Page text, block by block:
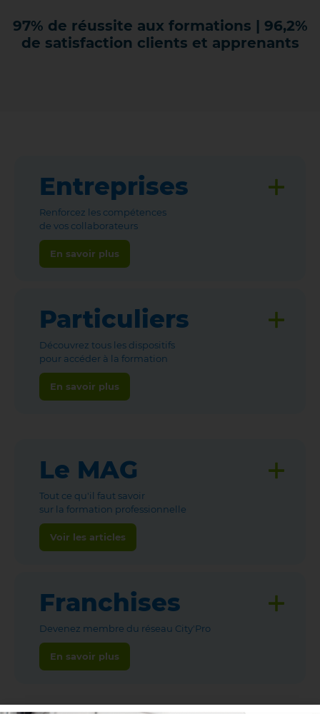
97% de réussite aux formations | 96,2%
de satisfaction clients et apprenants
Entreprises
Renforcez les compétences
de vos collaborateurs
En savoir plus
Particuliers
Découvrez tous les dispositifs
pour accéder à la formation
En savoir plus
Le MAG
Tout ce qu'il faut savoir
sur la formation professionnelle
Voir les articles
Franchises
Devenez membre du réseau City'Pro
En savoir plus